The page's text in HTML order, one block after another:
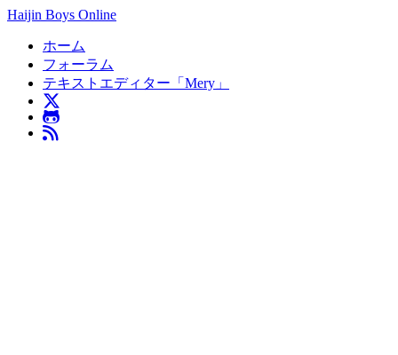
Haijin Boys Online
ホーム
フォーラム
テキストエディター「Mery」